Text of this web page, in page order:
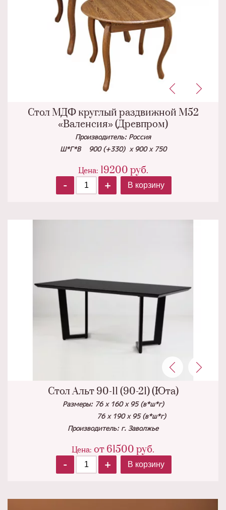
Стол МДФ круглый раздвижной М52
«Валенсия» (Древпром)
Производитель: Россия
Ш*Г*В 900 (+330) х 900 х 750
Цена: 19200 руб.
-
+ В корзину
Стол Альт 90-11 (90-21) (Юта)
Размеры: 76 х 160 х 95 (в*ш*г)
76 х 190 х 95 (в*ш*г)
Производитель: г. Заволжье
Цена: от 61500 руб.
-
+ В корзину